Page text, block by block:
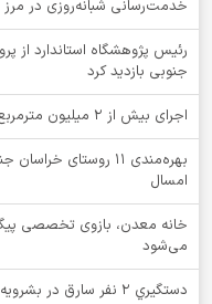
خدمت‌رسانی شبانه‌روزی در مرز
رئیس پژوهشگاه استاندارد از
جنوبی بازدید کرد
اجرای بیش از ۲ میلیون مترمربع آسفالت معابر طی چهار سال گذشته
بهره‌مندی ۱۱ روستای
امسال
خانه معدن، بازوی تخصصی
می‌شود
دستگيري 2 نفر سارق در بشرويه